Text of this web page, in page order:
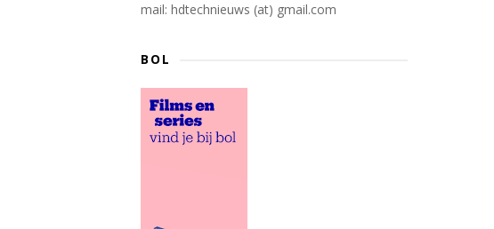
mail: hdtechnieuws (at) gmail.com
BOL